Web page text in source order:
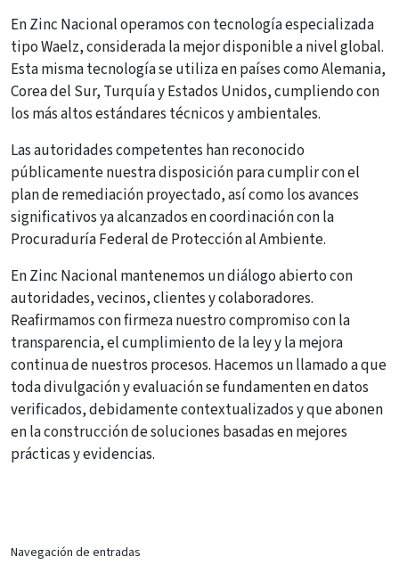
En Zinc Nacional operamos con tecnología especializada
tipo Waelz, considerada la mejor disponible a nivel global.
Esta misma tecnología se utiliza en países como Alemania,
Corea del Sur, Turquía y Estados Unidos, cumpliendo con
los más altos estándares técnicos y ambientales.
Las autoridades competentes han reconocido
públicamente nuestra disposición para cumplir con el
plan de remediación proyectado, así como los avances
significativos ya alcanzados en coordinación con la
Procuraduría Federal de Protección al Ambiente.
En Zinc Nacional mantenemos un diálogo abierto con
autoridades, vecinos, clientes y colaboradores.
Reafirmamos con firmeza nuestro compromiso con la
transparencia, el cumplimiento de la ley y la mejora
continua de nuestros procesos. Hacemos un llamado a que
toda divulgación y evaluación se fundamenten en datos
verificados, debidamente contextualizados y que abonen
en la construcción de soluciones basadas en mejores
prácticas y evidencias.
Navegación de entradas